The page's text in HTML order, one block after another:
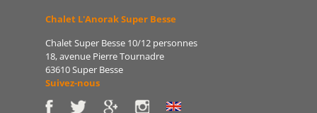
Chalet L'Anorak Super Besse
Chalet Super Besse 10/12 personnes
18, avenue Pierre Tournadre
63610 Super Besse
Suivez-nous